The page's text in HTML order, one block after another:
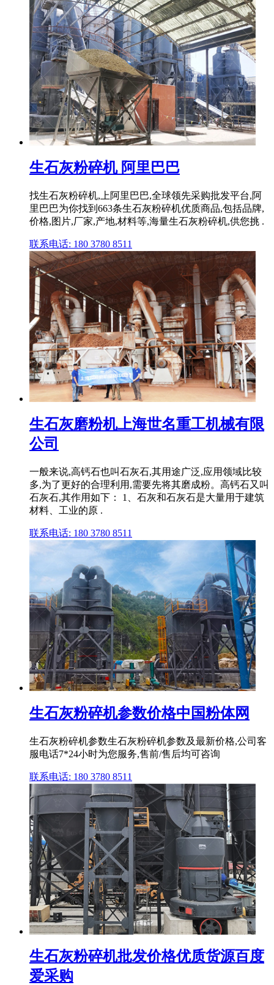
生石灰粉碎机 阿里巴巴
找生石灰粉碎机,上阿里巴巴,全球领先采购批发平台,阿
里巴巴为你找到663条生石灰粉碎机优质商品,包括品牌,
价格,图片,厂家,产地,材料等,海量生石灰粉碎机,供您挑 .
联系电话: 180 3780 8511
生石灰磨粉机上海世名重工机械有限
公司
一般来说,高钙石也叫石灰石,其用途广泛,应用领域比较
多,为了更好的合理利用,需要先将其磨成粉。高钙石又叫
石灰石,其作用如下： 1、石灰和石灰石是大量用于建筑
材料、工业的原 .
联系电话: 180 3780 8511
生石灰粉碎机参数价格中国粉体网
生石灰粉碎机参数生石灰粉碎机参数及最新价格,公司客
服电话7*24小时为您服务,售前/售后均可咨询
联系电话: 180 3780 8511
生石灰粉碎机批发价格优质货源百度
爱采购